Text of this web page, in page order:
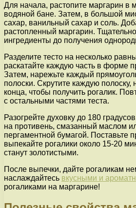
Для начала, растопите маргарин в
водяной бане. Затем, в большой
сахар, ванильный сахар и соль.
растопленный маргарин.
ингредиенты до получения
Разделите тесто на несколько
раскатайте каждую часть в форме
Затем, нарежьте каждый
полоски. Скрутите каждую полоску,
конца, чтобы получить рогалик.
с остальными частями теста.
Разогрейте духовку до 180
на противень, смазанный маслом
пергаментной бумагой. Поставьте
выпекайте рогалики около 15-20
станут золотистыми.
После выпечки, дайте рогаликам
наслаждайтесь вкусными и
рогаликами на маргарине!